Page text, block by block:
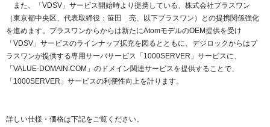
また、「VDSV」サービス開始時より提携している、株式会社プラスワン
（東京都中央区、代表取締役：笹田 亮、以下プラスワン）との提携関係強化
を進めます。プラスワンからからは新たにAtomモデルのOEM提供を受け
「VDSV」サービスのラインナップ拡充を図るとともに、デジロックからはプ
ラスワンが提供する専用サーバサービス「1000SERVER」サービスに、
「VALUE-DOMAIN.COM」のドメイン関連サービスを提供することで、
「1000SERVER」サービスの利便性向上を計ります。
詳しい仕様・価格は下記をご覧ください。